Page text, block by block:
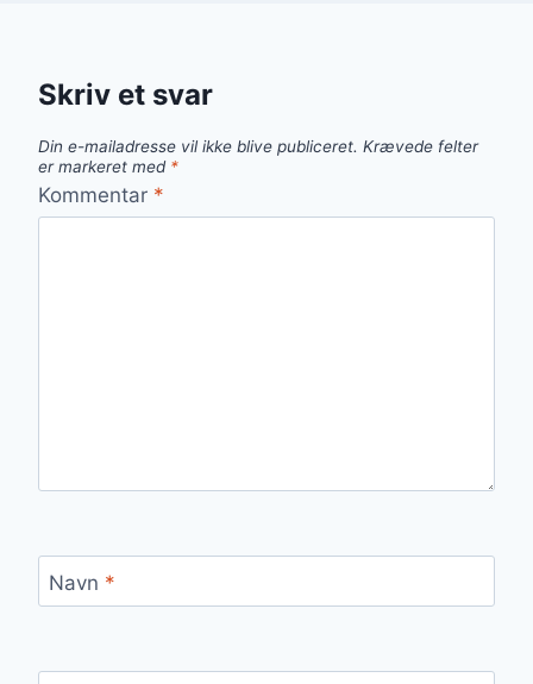
Skriv et svar
Din e-mailadresse vil ikke blive publiceret. Krævede felter
er markeret med *
Kommentar *
Navn *